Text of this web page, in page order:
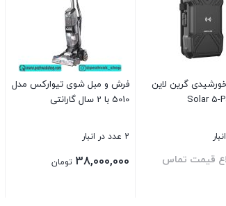
خورشیدی گرین لاین
قیمت تماس
فرش و مبل شوی تیوارکس مدل
5010 با 2 سال گارانتی
2 عدد در انبار
38,000,000 تومان